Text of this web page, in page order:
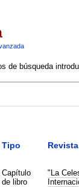
de búsqueda
Tipo Revista
Capítulo
de libro
"La